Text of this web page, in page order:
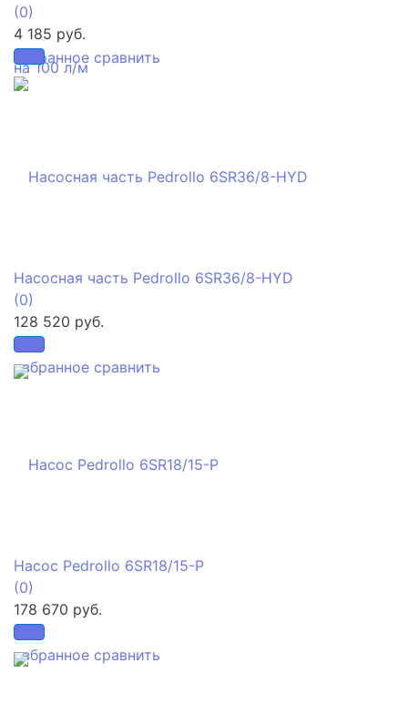
избранное сравнить
(0)
4 185 руб.
избранное сравнить
Насосная часть Pedrollo 6SR36/8-HYD
(0)
128 520 руб.
избранное сравнить
Насос Pedrollo 6SR18/15-P
(0)
178 670 руб.